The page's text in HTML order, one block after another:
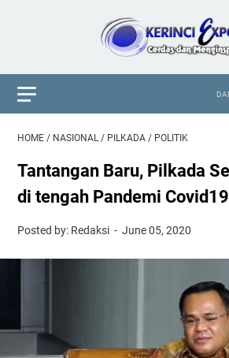
HOME / NASIONAL / PILKADA / POLITIK
Tantangan Baru, Pilkada
di tengah Pandemi Covid19
Posted by: Redaksi June 05, 2020